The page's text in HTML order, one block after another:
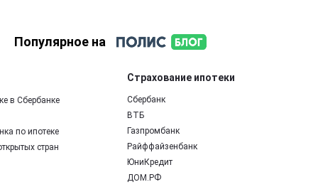
Популярное на
Страхование ипотеки
Сбербанк
Райффайзенбанк